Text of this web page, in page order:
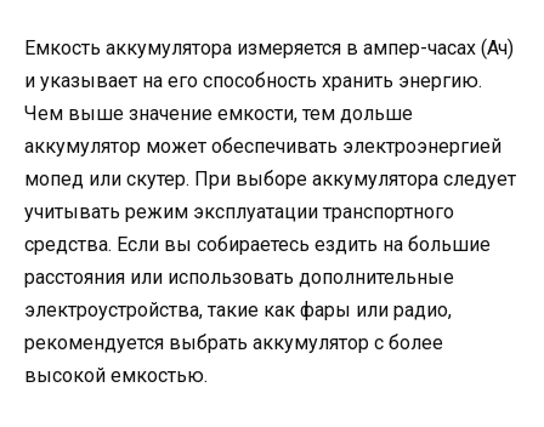
Емкость аккумулятора измеряется в ампер-часах (Ач)
и указывает на его способность хранить энергию.
Чем выше значение емкости, тем дольше
аккумулятор может обеспечивать электроэнергией
мопед или скутер. При выборе аккумулятора следует
учитывать режим эксплуатации транспортного
средства. Если вы собираетесь ездить на большие
расстояния или использовать дополнительные
электроустройства, такие как фары или радио,
рекомендуется выбрать аккумулятор с более
высокой емкостью.